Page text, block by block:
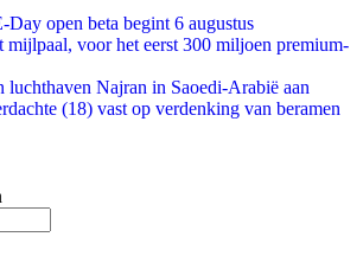
Day open beta begint 6 augustus
mijlpaal, voor het eerst 300 miljoen premium-
luchthaven Najran in Saoedi-Arabië aan
(18) vast op verdenking van beramen